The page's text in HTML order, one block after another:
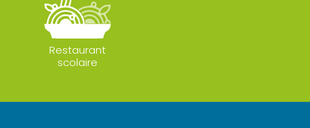
Restaurant
scolaire